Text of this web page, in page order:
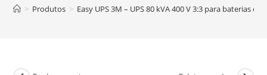
> Produtos > Easy UPS 3M – UPS 80 kVA 400 V 3:3 para baterias